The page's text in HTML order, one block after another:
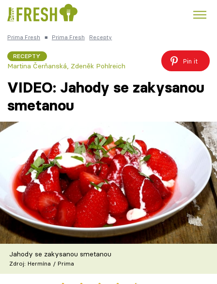
Česká kuchyně Čokoláda
Recepty
Články
TV Program
Škola vaření
Recepty z TV
Speciál: Cuketa
Prima Fresh ■ Prima Fresh Recepty
RECEPTY
Martina Čerňanská Zdeněk Pohlreich
Pin it
VIDEO: Jahody se zakysanou
smetanou
Jahody se zakysanou smetanou
Zdroj: Hermína / Prima